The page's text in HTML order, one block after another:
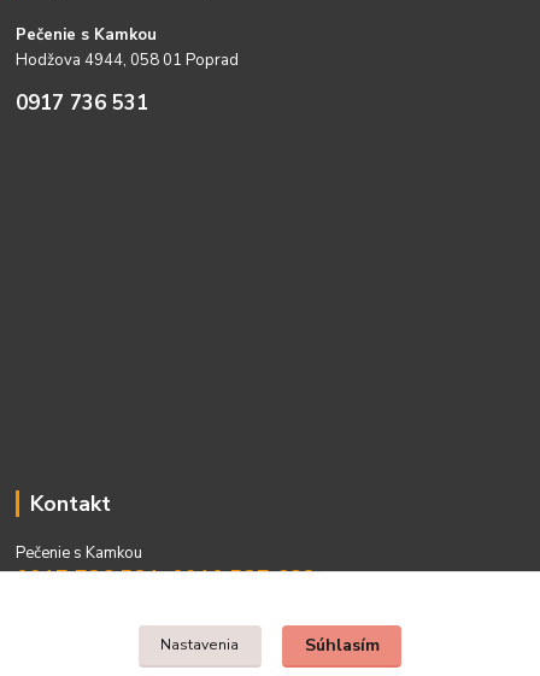
Pečenie s Kamkou
Hodžova 4944, 058 01 Poprad
0917 736 531
Kontakt
Pečenie s Kamkou
0917 736 531, 0910 537 682
Nastavenia Súhlasím